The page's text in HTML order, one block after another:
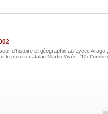
d’histoire et géographie au Lycée
le peintre catalan Martin Vivés: "De